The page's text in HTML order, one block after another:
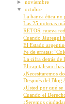
►noviembre
▼octubre
La banca ética no
Las 25 noticias
RETOS, nueva
Cuando Jáuregui
El Estado
Fe de erratas:
La cifra detrás de
El capitalismo
¿Necesitaremos
Después del Blog
¿Usted por qué
Cuando el
¿Seremos